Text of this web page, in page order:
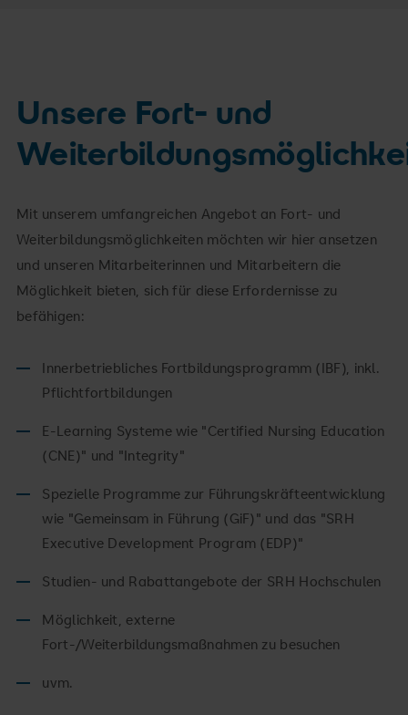
Unsere Fort- und
Mit unserem umfangreichen Angebot an Fort- und
Weiterbildungsmöglichkeiten möchten wir hier ansetzen
und unseren Mitarbeiterinnen und Mitarbeitern die
Möglichkeit bieten, sich für diese Erfordernisse zu
befähigen:
Innerbetriebliches Fortbildungsprogramm (IBF), inkl.
Pflichtfortbildungen
E-Learning Systeme wie "Certified Nursing Education
(CNE)" und "Integrity"
Spezielle Programme zur Führungskräfteentwicklung
wie "Gemeinsam in Führung (GiF)" und das "SRH
Executive Development Program (EDP)"
Studien- und Rabattangebote der SRH Hochschulen
Möglichkeit, externe
Fort-/Weiterbildungsmaßnahmen zu besuchen
uvm.